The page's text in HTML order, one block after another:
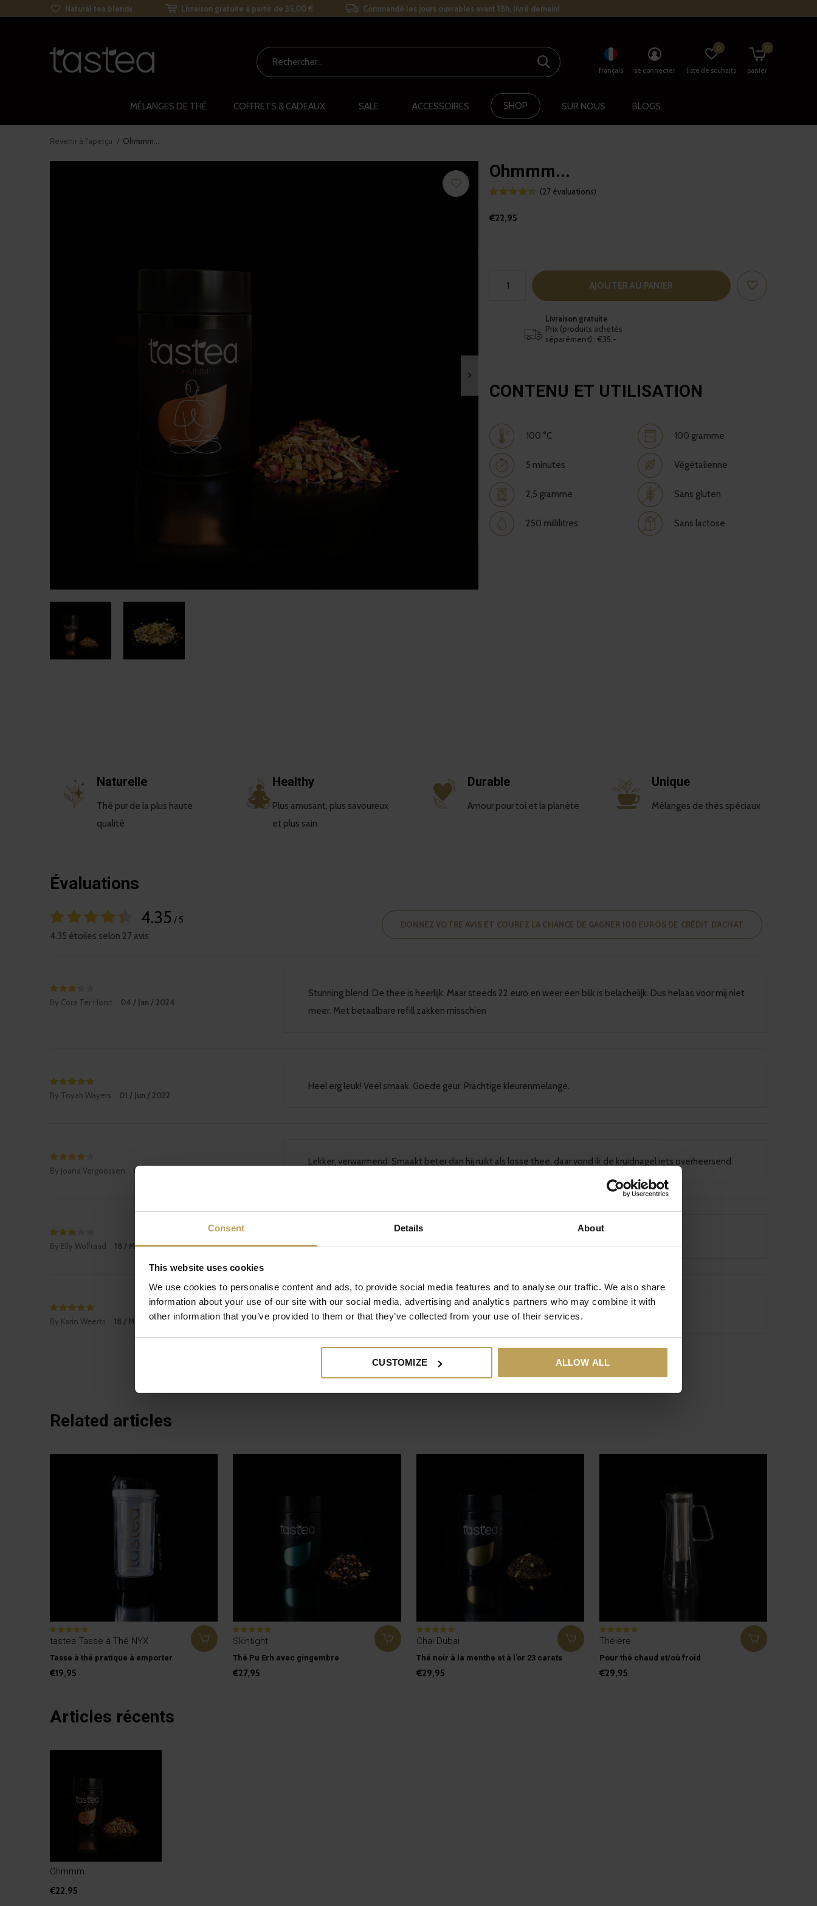
Consent Details About
This website uses cookies
We use cookies to personalise content and ads, to provide social media features and to analyse our traffic. We also share
information about your use of our site with our social media, advertising and analytics partners who may combine it with
other information that you’ve provided to them or that they’ve collected from your use of their services.
CUSTOMIZE ALLOW ALL
MÉLANGES DE THÉ COFFRETS & CADEAUX SALE ACCESSOIRES SHOP SUR NOUS BLOGS
français se connecter liste de souhaits
0
panier
0
Natural tea blends Livraison gratuite à partir de 35,00 € Commandé les jours ouvrables avant 18h, livré demain!
Revenir à l'aperçu Ohmmm...
Ohmmm...
(27 évaluations)
€22,95
AJOUTER AU PANIER
Livraison gratuite
Prix (produits achetés
séparément) : €35,-
CONTENU ET UTILISATION
100 °C
5 minutes
2,5 gramme
250 millilitres
100 gramme
Végétalienne
Sans gluten
Sans lactose
Naturelle
Thé pur de la plus haute
qualité
Healthy
Plus amusant, plus savoureux
et plus sain
Durable
Amour pour toi et la planète
Unique
Mélanges de thés spéciaux
Évaluations
4.35 / 5
4.35 étoiles selon 27 avis
DONNEZ VOTRE AVIS ET COUREZ LA CHANCE DE GAGNER 100 EUROS DE CRÉDIT D'ACHAT
By Cora Ter Horst 04 / Jan / 2024
Stunning blend. De thee is heerlijk. Maar steeds 22 euro en weer een blik is belachelijk. Dus helaas voor mij niet
meer. Met betaalbare refill zakken misschien
By Toyah Wayers 01 / Jun / 2022
Heel erg leuk! Veel smaak. Goede geur. Prachtige kleurenmelange.
By Joana Vergoossen 01 / Jun / 2022
Lekker, verwarmend. Smaakt beter dan hij ruikt als losse thee, daar vond ik de kruidnagel iets overheersend.
By Elly Wolfraad 18 / May / 2022
By Karin Weerts 18 / May / 2022
Heerlijk
Related articles
tastea Tasse à Thé NYX
Tasse à thé pratique à emporter
€19,95
Skintight
Thé Pu Erh avec gingembre
€27,95
Chai Dubai
Thé noir à la menthe et à l'or 23 carats
€29,95
Théière
Pour thé chaud et/où froid
€29,95
Articles récents
Ohmmm...
€22,95